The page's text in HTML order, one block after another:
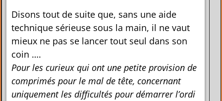
Disons tout de suite que, sans une aide
technique sérieuse sous la main, il ne vaut
mieux ne pas se lancer tout seul dans son
coin ….
Pour les curieux qui ont une petite provision de
comprimés pour le mal de tête, concernant
uniquement les difficultés pour démarrer l’ordi